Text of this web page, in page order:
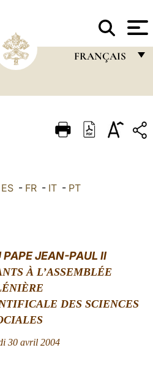
FRANÇAIS
ITALIANO
中文
ES - FR - IT - PT
PAPE JEAN-PAUL II
À L’ASSEMBLÉE
ÉNIÈRE
DES SCIENCES
30 avril 2004